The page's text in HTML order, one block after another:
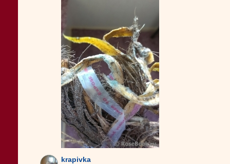
krapivka